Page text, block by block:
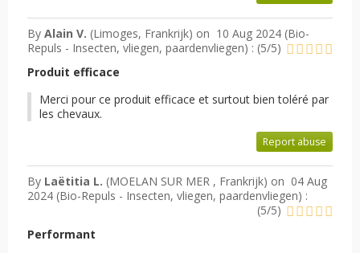
By Alain V. (Limoges, Frankrijk) on 10 Aug 2024 (Bio-
Repuls - Insecten, vliegen, paardenvliegen) : (5/5)
Produit efficace
Merci pour ce produit efficace et surtout bien toléré par
les chevaux.
Report abuse
By Laëtitia L. (MOELAN SUR MER , Frankrijk) on 04 Aug
2024 (Bio-Repuls - Insecten, vliegen, paardenvliegen) :
(5/5)
Performant